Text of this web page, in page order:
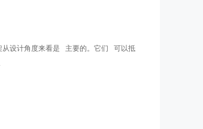
从设计角度来看是 主要的。它们 可以抵